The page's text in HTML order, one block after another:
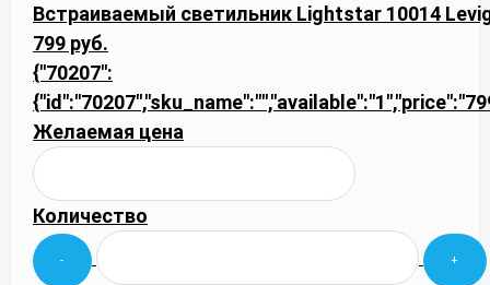
Встраиваемый светильник Lightstar 10014
799 руб.
{"70207":
Желаемая цена
Количество